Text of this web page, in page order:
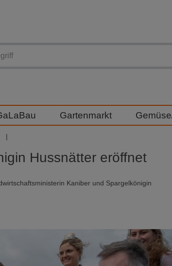
Gartenmarkt
Hussnätter eröffnet
Kaniber und Spargelkönigin